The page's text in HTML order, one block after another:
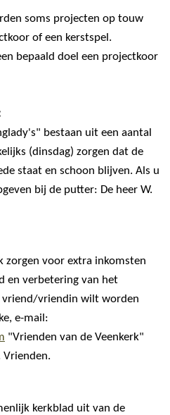
soms projecten op touw
of een kerstspel.
bepaald doel een projectkoor
bestaan uit een aantal
(dinsdag) zorgen dat de
staat en schoon blijven. Als u
bij de putter: De heer W.
zorgen voor extra inkomsten
en verbetering van het
vriend/vriendin wilt worden
e-mail:
"Vrienden van de Veenkerk"
Vrienden.
kerkblad uit van de